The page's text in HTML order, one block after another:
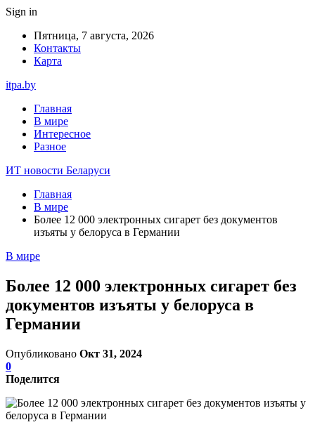
Sign in
Пятница, 7 августа, 2026
Контакты
Карта
itpa.by
Главная
В мире
Интересное
Разное
ИТ новости Беларуси
Главная
В мире
Более 12 000 электронных сигарет без документов
изъяты у белоруса в Германии
В мире
Более 12 000 электронных сигарет без
документов изъяты у белоруса в
Германии
Опубликовано Окт 31, 2024
0
Поделится